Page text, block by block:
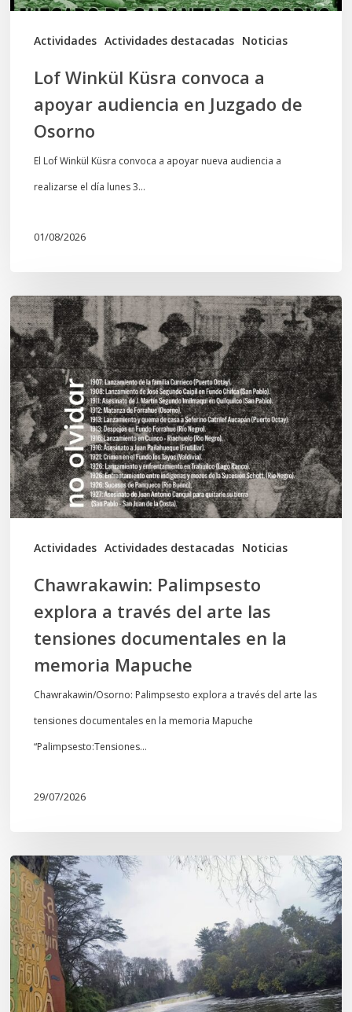
Actividades Actividades destacadas Noticias
Juzgado
Lof Winkül Küsra convoca a
apoyar audiencia en Juzgado de
Osorno
El Lof Winkül Küsra convoca a apoyar nueva audiencia a
realizarse el día lunes 3…
01/08/2026
Actividades Actividades destacadas Noticias
Chawrakawin:
Palimpsesto
explora
a
través
del
arte
las
tensiones
documentales
memoria
Mapuche
Chawrakawin: Palimpsesto
explora a través del arte las
tensiones documentales en la
memoria Mapuche
Chawrakawin/Osorno: Palimpsesto explora a través del arte las
tensiones documentales en la memoria Mapuche
“Palimpsesto:Tensiones…
29/07/2026
En
defensa
del
Salto
Donguil
y